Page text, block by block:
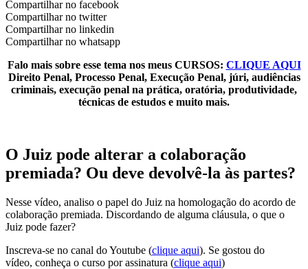
Compartilhar no facebook
Compartilhar no twitter
Compartilhar no linkedin
Compartilhar no whatsapp
Falo mais sobre esse tema nos meus CURSOS: CLIQUE AQUI
Direito Penal, Processo Penal, Execução Penal, júri, audiências
criminais, execução penal na prática, oratória, produtividade,
técnicas de estudos e muito mais.
O Juiz pode alterar a colaboração
premiada? Ou deve devolvê-la às partes?
Nesse vídeo, analiso o papel do Juiz na homologação do acordo de
colaboração premiada. Discordando de alguma cláusula, o que o
Juiz pode fazer?
Inscreva-se no canal do Youtube (clique aqui). Se gostou do
vídeo, conheça o curso por assinatura (clique aqui)